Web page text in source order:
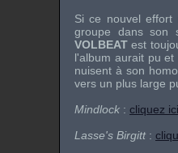
Si ce nouvel
groupe dans son
VOLBEAT est
l'album aurait pu
nuisent à son
vers un plus large
Mindlock : cliquez ici
Lasse's Birgitt: